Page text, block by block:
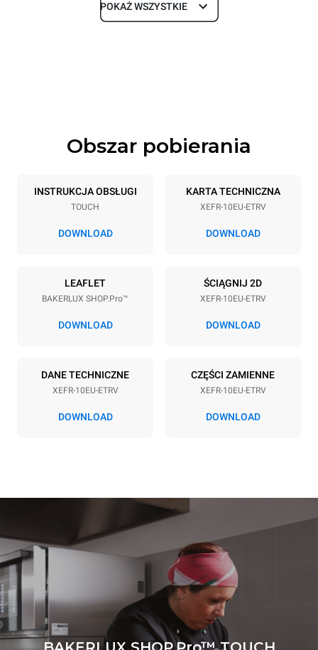
Rozmiar
Specyfikacje blach
10 600x400
Rozstaw blach
380-415V 3N~ / 220-240V
3~
15,5 kW
50 / 60 Hz NIE ZAWIERA
wyprodukowane przez piec.
Emisje pośrednie zależą od
sieci, do której jest
podłączony; te ostatnie
można wyeliminować,
wybierając zakup energii
produkowanej ze źródeł
odnawialnych.
Greenhouse
Gas Protocol
POKAŻ WSZYSTKIE
Obszar pobierania
INSTRUKCJA OBSŁUGI
TOUCH
DOWNLOAD
KARTA TECHNICZNA
XEFR-10EU-ETRV
DOWNLOAD
LEAFLET
BAKERLUX SHOP.Pro™
DOWNLOAD
ŚCIĄGNIJ 2D
XEFR-10EU-ETRV
DOWNLOAD
DANE TECHNICZNE
XEFR-10EU-ETRV
DOWNLOAD
CZĘŚCI ZAMIENNE
XEFR-10EU-ETRV
DOWNLOAD